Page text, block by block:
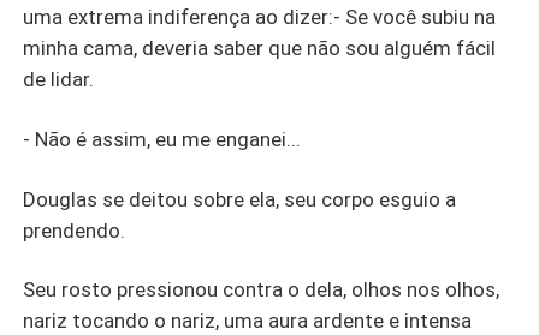
uma extrema indiferença ao dizer:- Se você subiu na
minha cama, deveria saber que não sou alguém fácil
de lidar.
- Não é assim, eu me enganei...
Douglas se deitou sobre ela, seu corpo esguio a
prendendo.
Seu rosto pressionou contra o dela, olhos nos olhos,
nariz tocando o nariz, uma aura ardente e intensa